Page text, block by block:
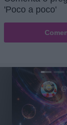
'Poco a poco'